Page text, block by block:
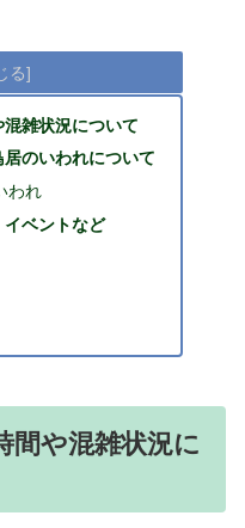
雑状況について
のいわれについて
われ
ベントなど
間や混雑状況に